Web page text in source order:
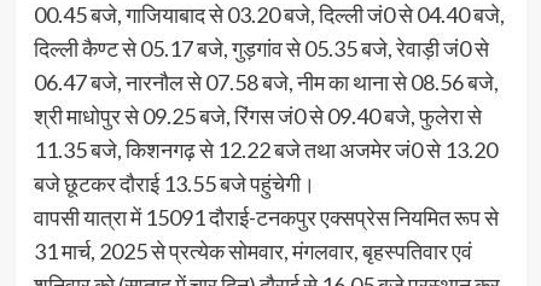
00.45 बजे, गाजियाबाद से 03.20 बजे, दिल्ली जं0 से 04.40 बजे,
दिल्ली कैण्ट से 05.17 बजे, गुड़गांव से 05.35 बजे, रेवाड़ी जं0 से
06.47 बजे, नारनौल से 07.58 बजे, नीम का थाना से 08.56 बजे,
श्री माधोपुर से 09.25 बजे, रिंगस जं0 से 09.40 बजे, फुलेरा से
11.35 बजे, किशनगढ़ से 12.22 बजे तथा अजमेर जं0 से 13.20
बजे छूटकर दौराई 13.55 बजे पहुंचेगी।
वापसी यात्रा में 15091 दौराई-टनकपुर एक्सप्रेस नियमित रूप से
31 मार्च, 2025 से प्रत्येक सोमवार, मंगलवार, बृहस्पतिवार एवं